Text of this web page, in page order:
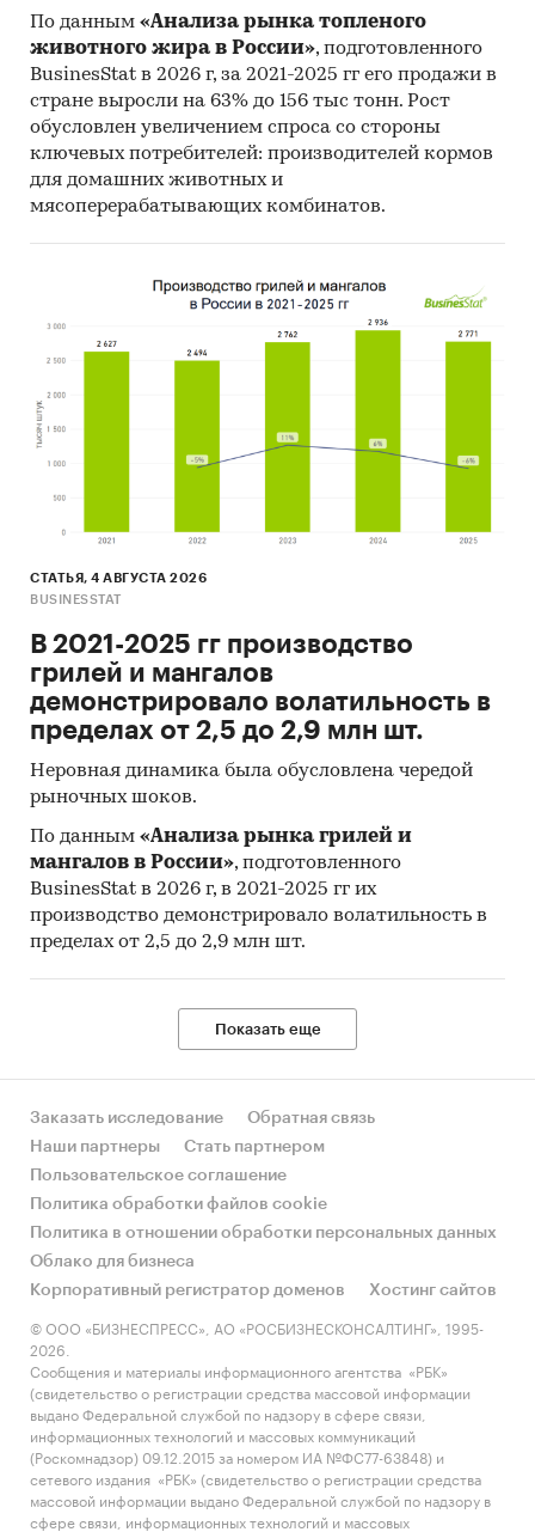
Выводы о перспективности создания
предприятий в исследуемой области и
рекомендации действующим операторам
рынка
Методологические пояснения
Источники информации:
похудения[2]
Официальные интернет-порталы правовой
информации
Базы данных Росстат
Открытые источники (сайты, порталы)
Региональные и федеральные СМИ
Инсайдерские источники
Специализированные аналитические
порталы
Online опрос 140 пользователей мобильных
приложений для похудения[3]. Результаты
проведенного опроса представлены в
наглядных диаграммах и информативных
таблицах.
Кабинетное исследование. Поиск и анализ
информации из различных источников,
проведение расчетов.
Прогноз ГидМаркет. Современные
статистические методы прогнозирования с
поправкой на мнение экспертов.
Отчет отражает мнение авторов и не является
инвестиционной рекомендацией
[1]Пользователем приложения считается тот,
кто использовал приложения хотя бы 1 раз в
течение последнего месяца
[2]Пользователем приложения считается тот,
кто использовал приложения хотя бы 1 раз в
течение последнего месяца
[3]Пользователем приложения считается тот,
кто использовал приложения хотя бы 1 раз в
По данным «Анализа рынка топленого
животного жира в России», подготовленного
BusinesStat в 2026 г, за 2021-2025 гг его продажи в
стране выросли на 63% до 156 тыс тонн. Рост
обусловлен увеличением спроса со стороны
ключевых потребителей: производителей кормов
для домашних животных и
мясоперерабатывающих комбинатов.
СТАТЬЯ, 4 АВГУСТА 2026
BUSINESSTAT
В 2021-2025 гг производство
грилей и мангалов
демонстрировало волатильность в
пределах от 2,5 до 2,9 млн шт.
Неровная динамика была обусловлена чередой
рыночных шоков.
По данным «Анализа рынка грилей и
мангалов в России», подготовленного
BusinesStat в 2026 г, в 2021-2025 гг их
производство демонстрировало волатильность в
пределах от 2,5 до 2,9 млн шт.
Показать еще
Заказать исследование
Обратная связь
Наши партнеры
Стать партнером
Пользовательское соглашение
Политика обработки файлов cookie
Политика в отношении обработки персональных данных
Облако для бизнеса
Корпоративный регистратор доменов
Хостинг сайтов
© ООО «БИЗНЕСПРЕСС», АО «РОСБИЗНЕСКОНСАЛТИНГ», 1995-
2026.
Сообщения и материалы информационного агентства «РБК»
(свидетельство о регистрации средства массовой информации
выдано Федеральной службой по надзору в сфере связи,
информационных технологий и массовых коммуникаций
(Роскомнадзор) 09.12.2015 за номером ИА №ФС77-63848) и
сетевого издания «РБК» (свидетельство о регистрации средства
массовой информации выдано Федеральной службой по надзору в
сфере связи, информационных технологий и массовых